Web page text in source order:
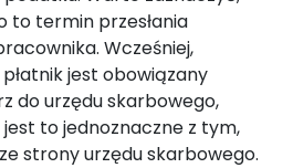
to termin przesłania
Wcześniej,
jest obowiązany
do urzędu skarbowego,
to jednoznaczne z tym,
strony urzędu skarbowego.